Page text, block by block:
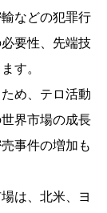
などの犯罪行
要性、先端技
す。
め、テロ活動
界市場の成長
事件の増加も
は、北米、ヨ